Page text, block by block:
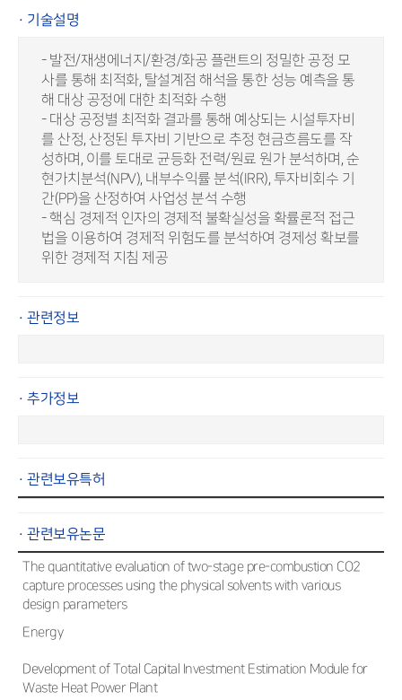
· 기술설명
- 발전/재생에너지/환경/화공 플랜트의 정밀한 공정 모
사를 통해 최적화, 탈설계점 해석을 통한 성능 예측을 통
해 대상 공정에 대한 최적화 수행
- 대상 공정별 최적화 결과를 통해 예상되는 시설투자비
를 산정, 산정된 투자비 기반으로 추정 현금흐름도를 작
성하며, 이를 토대로 균등화 전력/원료 원가 분석하며, 순
현가치분석(NPV), 내부수익률 분석(IRR), 투자비회수 기
간(PP)을 산정하여 사업성 분석 수행
- 핵심 경제적 인자의 경제적 불확실성을 확률론적 접근
법을 이용하여 경제적 위험도를 분석하여 경제성 확보를
위한 경제적 지침 제공
· 관련정보
· 추가정보
· 관련보유특허
· 관련보유논문
The quantitative evaluation of two-stage pre-combustion CO2
capture processes using the physical solvents with various
design parameters
Energy
Development of Total Capital Investment Estimation Module for
Waste Heat Power Plant